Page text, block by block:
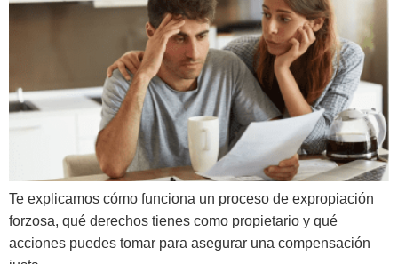
Te explicamos cómo funciona un proceso de expropiación
forzosa, qué derechos tienes como propietario y qué
acciones puedes tomar para asegurar una compensación